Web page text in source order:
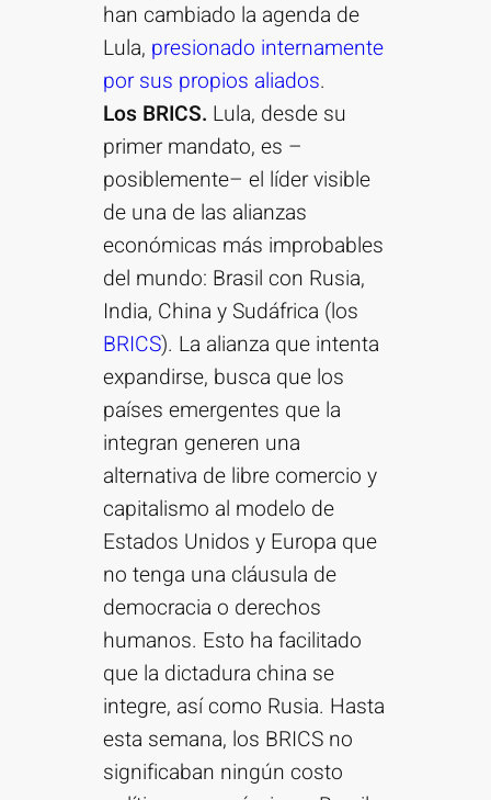
han cambiado la agenda de
Lula, presionado internamente
por sus propios aliados.
Los BRICS. Lula, desde su
primer mandato, es –
posiblemente– el líder visible
de una de las alianzas
económicas más improbables
del mundo: Brasil con Rusia,
India, China y Sudáfrica (los
BRICS). La alianza que intenta
expandirse, busca que los
países emergentes que la
integran generen una
alternativa de libre comercio y
capitalismo al modelo de
Estados Unidos y Europa que
no tenga una cláusula de
democracia o derechos
humanos. Esto ha facilitado
que la dictadura china se
integre, así como Rusia. Hasta
esta semana, los BRICS no
significaban ningún costo